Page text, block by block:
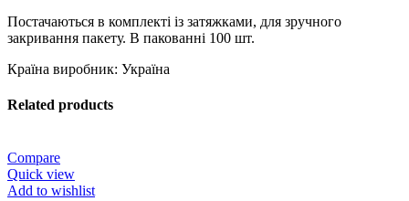
Постачаються в комплекті із затяжками, для зручного
закривання пакету. В пакованні 100 шт.
Країна виробник: Україна
Related products
Compare
Quick view
Add to wishlist